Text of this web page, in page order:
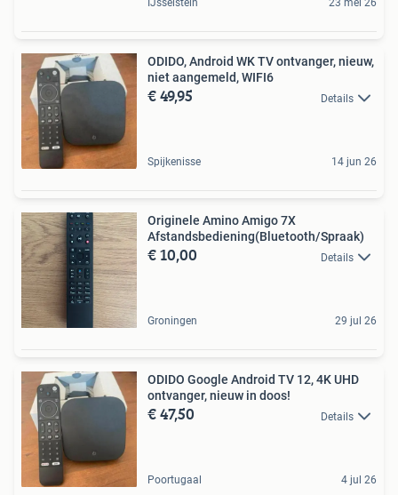
IJsselstein 23 mei 26
ODIDO, Android WK TV ontvanger, nieuw,
niet aangemeld, WIFI6
€ 49,95 Details
Spijkenisse 14 jun 26
Originele Amino Amigo 7X
Afstandsbediening(Bluetooth/Spraak)
€ 10,00 Details
Groningen 29 jul 26
ODIDO Google Android TV 12, 4K UHD
ontvanger, nieuw in doos!
€ 47,50 Details
Poortugaal 4 jul 26